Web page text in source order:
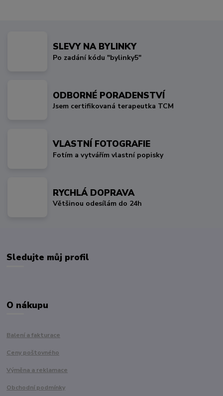
SLEVY NA BYLINKY
Po zadání kódu "bylinky5"
ODBORNÉ PORADENSTVÍ
Jsem certifikovaná terapeutka TCM
VLASTNÍ FOTOGRAFIE
Fotím a vytvářím vlastní popisky
RYCHLÁ DOPRAVA
Většinou odesílám do 24h
Sledujte můj profil
O nákupu
Balení a fakturace
Ceny poštovného
Výměna a reklamace
Obchodní podmínky